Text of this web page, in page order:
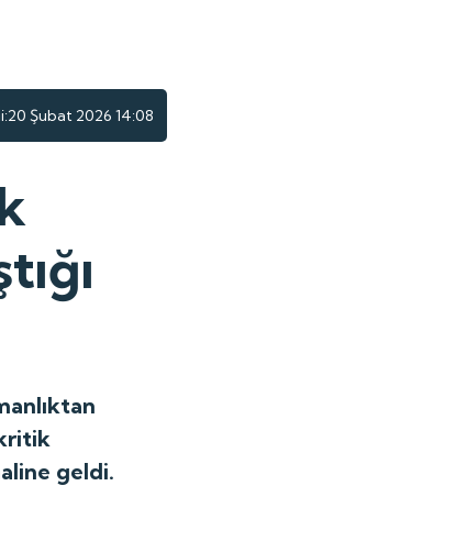
20 Şubat 2026 14:08
geldi.